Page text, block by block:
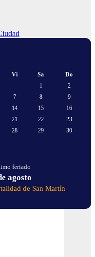
Vi Sa
Do
1
2
7 8
9
14 15
16
21 22
23
28 29
30
feriado
agosto
de San Martín